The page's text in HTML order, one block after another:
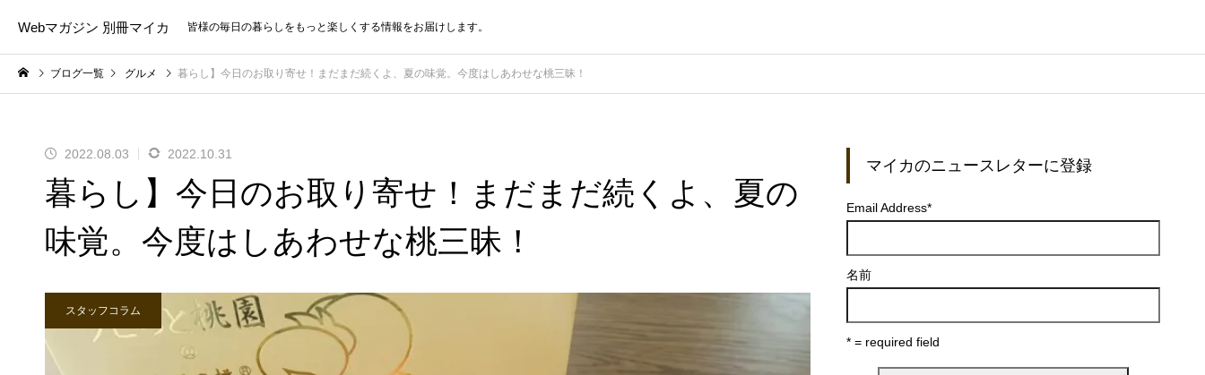
Webマガジン 別冊マイカ 皆様の毎日の暮らしをもっと楽しくする情報をお届けします。
ブログ一覧 グルメ 暮らし】今日のお取り寄せ！まだまだ続くよ、夏の味覚。今度はしあわせな桃三昧！
2022.08.03 2022.10.31
暮らし】今日のお取り寄せ！まだまだ続くよ、夏の
味覚。今度はしあわせな桃三昧！
スタッフコラム
マイカのニュースレターに登録
Email Address*
名前
* = required field